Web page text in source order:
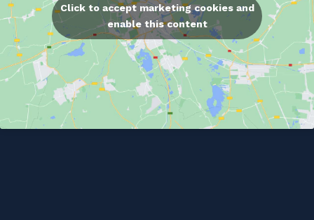
Click to accept marketing cookies and
enable this content